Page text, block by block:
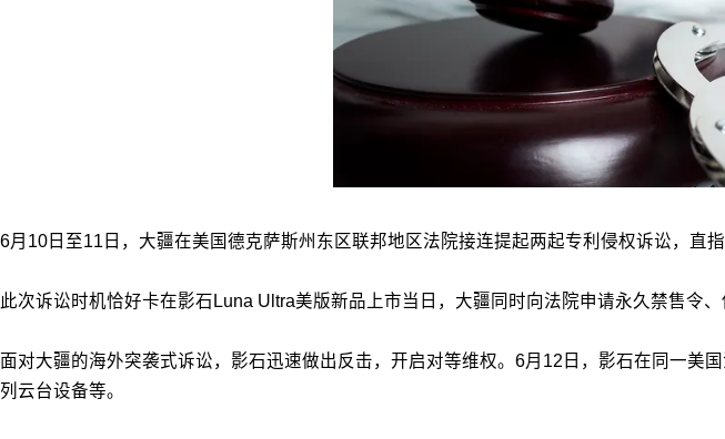
6月10日至11日，大疆在美国德克萨斯州东区联邦地区法院接连提起两起专利侵权诉讼，直
此次诉讼时机恰好卡在影石Luna Ultra美版新品上市当日，大疆同时向法院申请永久禁售令
面对大疆的海外突袭式诉讼，影石迅速做出反击，开启对等维权。6月12日，影石在同一
列云台设备等。